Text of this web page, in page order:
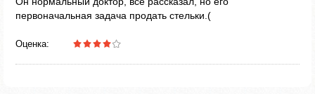
первоначальная задача продать стельки.(
Оценка: